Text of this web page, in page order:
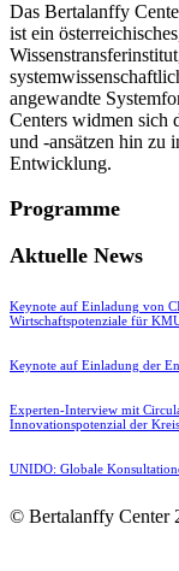
Das Bertalanffy
ist ein
angewandte
Centers widmen sich
und -ansätzen hin zu
Entwicklung.
Programme
Aktuelle News
Keynote auf Einladung von
Wirtschaftspotenziale für
Keynote auf Einladung der
Experten-Interview mit
Innovationspotenzial der
UNIDO: Globale
© Bertalanffy Center